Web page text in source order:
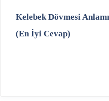
Kelebek Dövmesi Anlamı
(En İyi Cevap)